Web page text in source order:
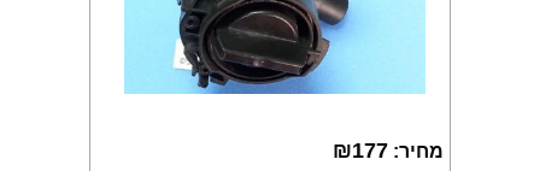
מחיר: ₪177